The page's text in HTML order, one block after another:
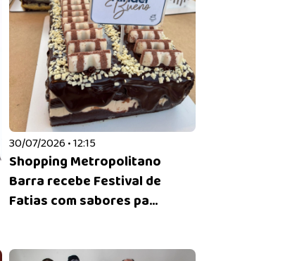
30/07/2026 • 12:15
Shopping Metropolitano
Barra recebe Festival de
Fatias com sabores pa...